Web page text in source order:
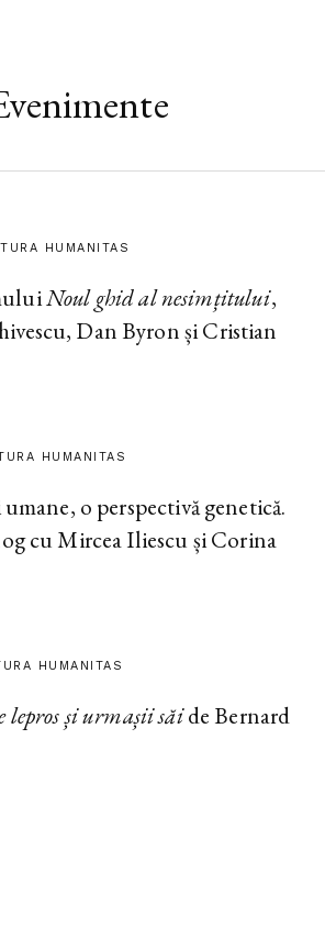
HUMANITAS
Noul ghid al nesimțitului,
Dan Byron și Cristian
HUMANITAS
o perspectivă genetică.
cu Mircea Iliescu și Corina
HUMANITAS
lepros și urmașii săide Bernard